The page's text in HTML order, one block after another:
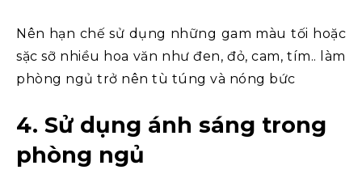
Nên hạn chế sử dụng những gam màutối hoặc
sặc sỡ nhiều hoa văn như đen, đỏ, cam, tím.. làm
phòng ngủ trở nên tù túng và nóng bức
4. Sử dụng ánh sáng trong
phòng ngủ